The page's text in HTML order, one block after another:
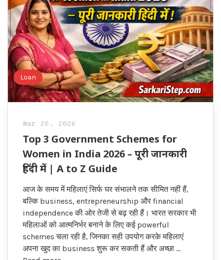
Loan
Mar 26, 2026
Top 3 Government Schemes for
Women in India 2026 – पूरी जानकारी
हिंदी में | A to Z Guide
आज के समय में महिलाएं सिर्फ घर संभालने तक सीमित नहीं हैं,
बल्कि business, entrepreneurship और financial
independence की ओर तेजी से बढ़ रही हैं। भारत सरकार भी
महिलाओं को आत्मनिर्भर बनाने के लिए कई powerful
schemes चला रही है, जिनका सही उपयोग करके महिलाएं
अपना खुद का business शुरू कर सकती हैं और अच्छा …